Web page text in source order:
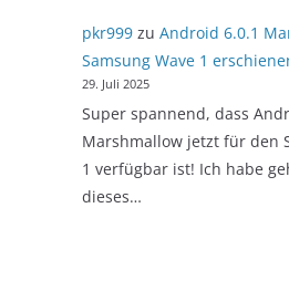
pkr999zu Android 6.0.1
Samsung Wave 1
29. Juli 2025
Super spannend, dass
Marshmallow jetzt für den
1 verfügbar ist! Ich habe
dieses…